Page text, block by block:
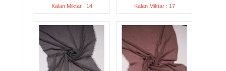
Kalan Miktar : 14 Kalan Miktar : 17